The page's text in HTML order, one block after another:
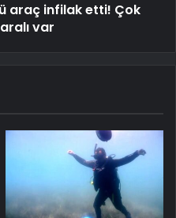
araç infilak etti! Çok
var